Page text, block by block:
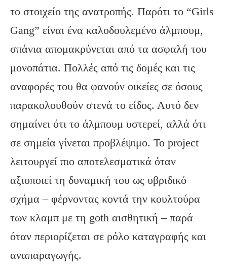
το στοιχείο της ανατροπής. Παρότι το “Girls
Gang” είναι ένα καλοδουλεμένο άλμπουμ,
σπάνια απομακρύνεται από τα ασφαλή του
μονοπάτια. Πολλές από τις δομές και τις
αναφορές του θα φανούν οικείες σε όσους
παρακολουθούν στενά το είδος. Αυτό δεν
σημαίνει ότι το άλμπουμ υστερεί, αλλά ότι
σε σημεία γίνεται προβλέψιμο. Το project
λειτουργεί πιο αποτελεσματικά όταν
αξιοποιεί τη δυναμική του ως υβριδικό
σχήμα – φέρνοντας κοντά την κουλτούρα
των κλαμπ με τη goth αισθητική – παρά
όταν περιορίζεται σε ρόλο καταγραφής και
αναπαραγωγής.